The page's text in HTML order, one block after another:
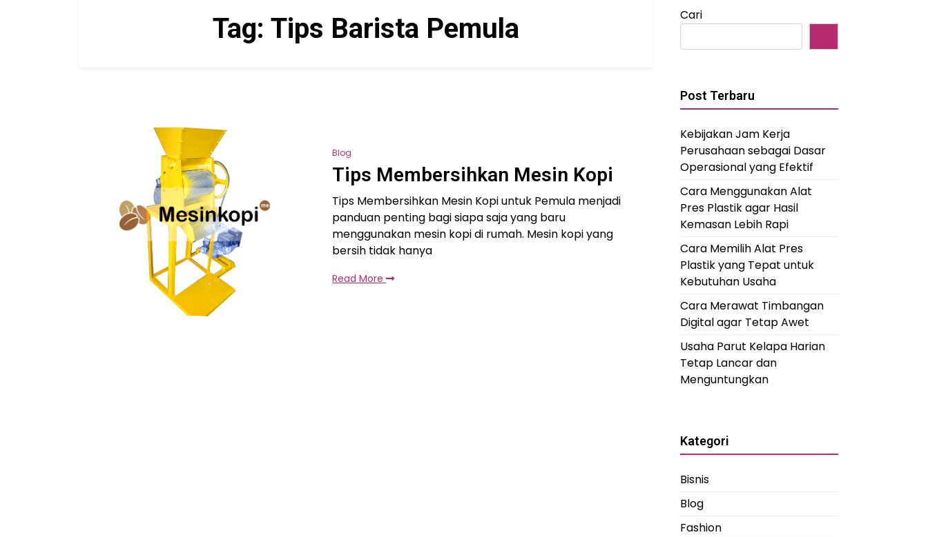
Tag: Tips Barista Pemula
Blog
Tips Membersihkan Mesin Kopi
Tips Membersihkan Mesin Kopi untuk Pemula menjadi
panduan penting bagi siapa saja yang baru
menggunakan mesin kopi di rumah. Mesin kopi yang
bersih tidak hanya
Read More
Cari
Post Terbaru
Kebijakan Jam Kerja
Perusahaan sebagai Dasar
Operasional yang Efektif
Cara Menggunakan Alat
Pres Plastik agar Hasil
Kemasan Lebih Rapi
Cara Memilih Alat Pres
Plastik yang Tepat untuk
Kebutuhan Usaha
Cara Merawat Timbangan
Digital agar Tetap Awet
Usaha Parut Kelapa Harian
Tetap Lancar dan
Menguntungkan
Kategori
Bisnis
Blog
Fashion